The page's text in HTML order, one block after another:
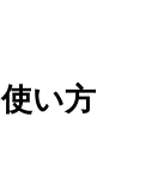
い方